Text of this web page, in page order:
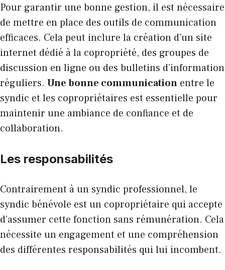
Pour garantir une bonne gestion, il est nécessaire
de mettre en place des outils de communication
efficaces. Cela peut inclure la création d’un site
internet dédié à la copropriété, des groupes de
discussion en ligne ou des bulletins d’information
réguliers. Une bonne communication entre le
syndic et les copropriétaires est essentielle pour
maintenir une ambiance de confiance et de
collaboration.
Les responsabilités
Contrairement à un syndic professionnel, le
syndic bénévole est un copropriétaire qui accepte
d’assumer cette fonction sans rémunération. Cela
nécessite un engagement et une compréhension
des différentes responsabilités qui lui incombent.